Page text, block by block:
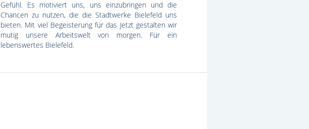
Gefühl. Es motiviert uns, uns einzubringen und die
Chancen zu nutzen, die die Stadtwerke Bielefeld uns
bieten. Mit viel Begeisterung für das Jetzt gestalten wir
mutig unsere Arbeitswelt von morgen. Für ein
lebenswertes Bielefeld.